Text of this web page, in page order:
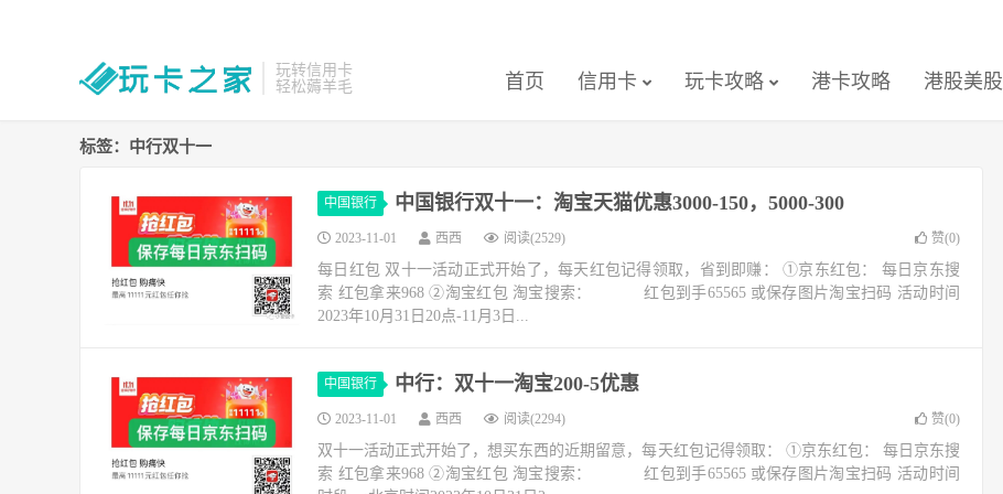
玩转信用卡
轻松薅羊毛
首页 信用卡 玩卡攻略 港卡攻略 港股美股
标签：中行双十一
中国银行 中国银行双十一：淘宝天猫优惠3000-150，5000-300
2023-11-01 西西 阅读(2529) 赞(0)
每日红包 双十一活动正式开始了，每天红包记得领取，省到即赚： ①京东红包： 每日京东搜
索 红包拿来968 ②淘宝红包 淘宝搜索： 红包到手65565 或保存图片淘宝扫码 活动时间
2023年10月31日20点-11月3日...
中国银行 中行：双十一淘宝200-5优惠
2023-11-01 西西 阅读(2294) 赞(0)
双十一活动正式开始了，想买东西的近期留意，每天红包记得领取： ①京东红包： 每日京东搜
索 红包拿来968 ②淘宝红包 淘宝搜索： 红包到手65565 或保存图片淘宝扫码 活动时间